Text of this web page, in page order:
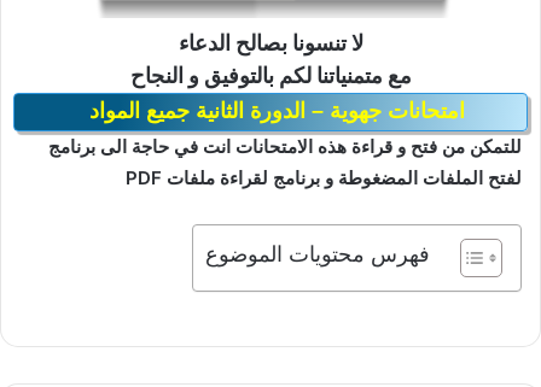
لا تنسونا بصالح الدعاء
مع متمنياتنا لكم بالتوفيق و النجاح
امتحانات جهوية – الدورة الثانية جميع المواد
للتمكن من فتح و قراءة هذه الامتحانات انت في حاجة الى برنامج
لفتح الملفات المضغوطة و برنامج لقراءة ملفات PDF
فهرس محتويات الموضوع